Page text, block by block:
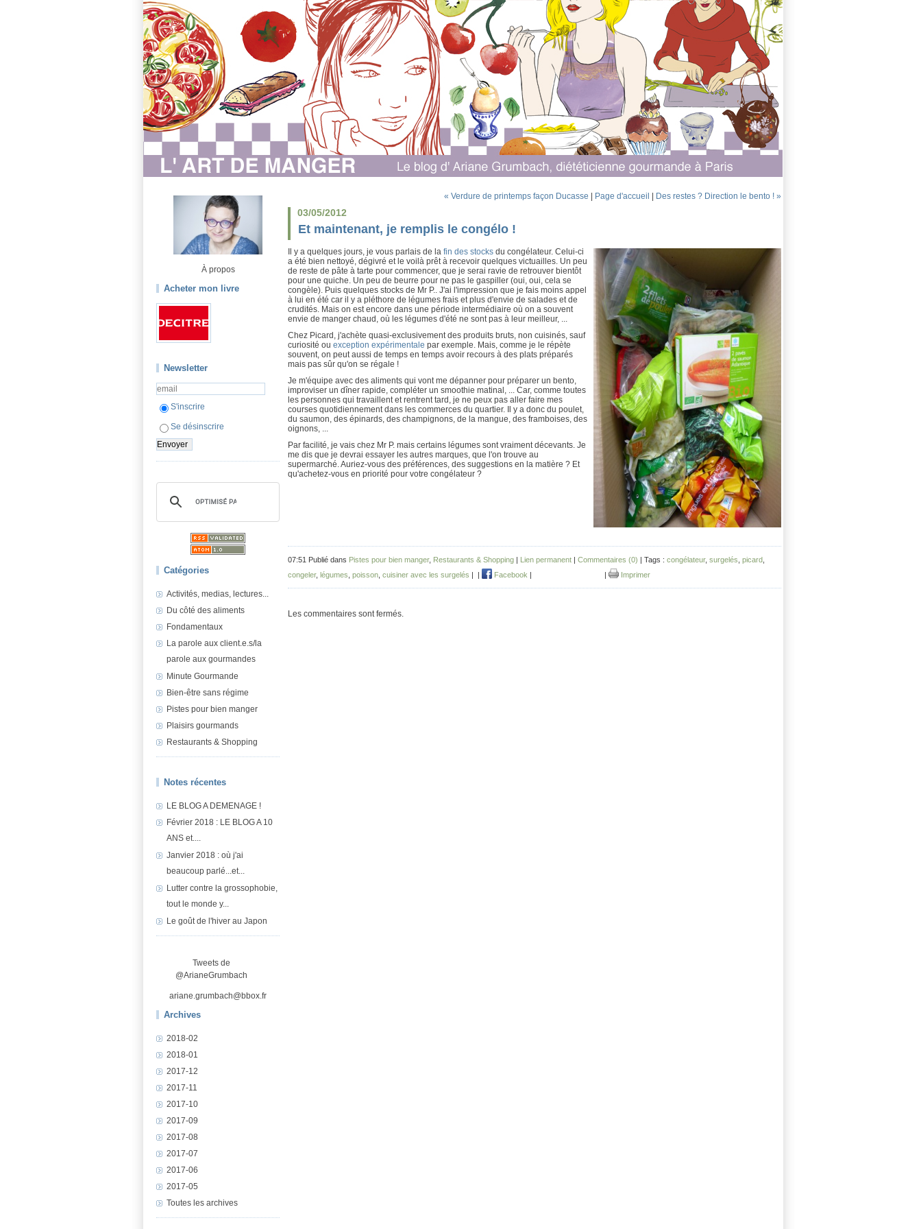
À propos
Acheter mon livre
Newsletter
S'inscrire
Se désinscrire
Catégories
Activités, medias, lectures...
Du côté des aliments
Fondamentaux
La parole aux client.e.s/la
parole aux gourmandes
Minute Gourmande
Bien-être sans régime
Pistes pour bien manger
Plaisirs gourmands
Restaurants & Shopping
Notes récentes
LE BLOG A DEMENAGE !
Février 2018 : LE BLOG A 10
ANS et....
Janvier 2018 : où j'ai
beaucoup parlé...et...
Lutter contre la grossophobie,
tout le monde y...
Le goût de l'hiver au Japon
Tweets de
@ArianeGrumbach
ariane.grumbach@bbox.fr
Archives
2018-02
2018-01
2017-12
2017-11
2017-10
2017-09
2017-08
2017-07
2017-06
2017-05
Toutes les archives
« Verdure de printemps façon Ducasse Page d'accueil Des restes ? Direction le bento ! »
03/05/2012
Et maintenant, je remplis le congélo !
Il y a quelques jours, je vous parlais de la fin des stocks du congélateur. Celui-ci
a été bien nettoyé, dégivré et le voilà prêt à recevoir quelques victuailles. Un peu
de reste de pâte à tarte pour commencer, que je serai ravie de retrouver bientôt
pour une quiche. Un peu de beurre pour ne pas le gaspiller (oui, oui, cela se
congèle). Puis quelques stocks de Mr P.. J'ai l'impression que je fais moins appel
à lui en été car il y a pléthore de légumes frais et plus d'envie de salades et de
crudités. Mais on est encore dans une période intermédiaire où on a souvent
envie de manger chaud, où les légumes d'été ne sont pas à leur meilleur, ...
Chez Picard, j'achète quasi-exclusivement des produits bruts, non cuisinés, sauf
curiosité ou exception expérimentale par exemple. Mais, comme je le répète
souvent, on peut aussi de temps en temps avoir recours à des plats préparés
mais pas sûr qu'on se régale !
Je m'équipe avec des aliments qui vont me dépanner pour préparer un bento,
improviser un dîner rapide, compléter un smoothie matinal, ... Car, comme toutes
les personnes qui travaillent et rentrent tard, je ne peux pas aller faire mes
courses quotidiennement dans les commerces du quartier. Il y a donc du poulet,
du saumon, des épinards, des champignons, de la mangue, des framboises, des
oignons, ...
Par facilité, je vais chez Mr P. mais certains légumes sont vraiment décevants. Je
me dis que je devrai essayer les autres marques, que l'on trouve au
supermarché. Auriez-vous des préférences, des suggestions en la matière ? Et
qu'achetez-vous en priorité pour votre congélateur ?
07:51 Publié dans Pistes pour bien manger, Restaurants & Shopping | Lien permanent | Commentaires (0) | Tags : congélateur, surgelés picard
congeler, légumes poisson cuisiner avec les surgelés | | Facebook | | Imprimer
Les commentaires sont fermés.